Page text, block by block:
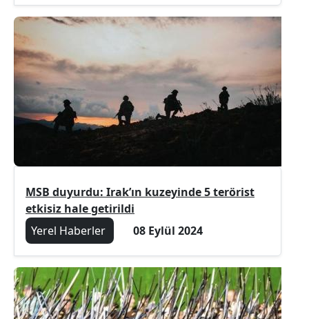
MSB duyurdu: Irak’ın kuzeyinde 5 terörist
etkisiz hale getirildi
Yerel Haberler
08 Eylül 2024